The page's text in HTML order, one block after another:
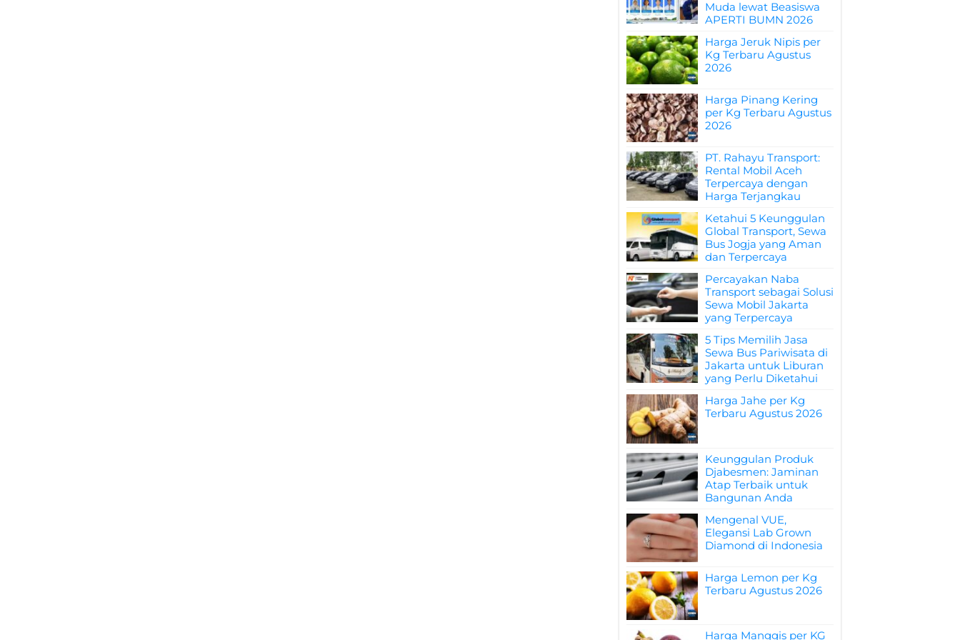
Muda lewat Beasiswa
APERTI BUMN 2026
Harga Jeruk Nipis per
Kg Terbaru Agustus
2026
Harga Pinang Kering
per Kg Terbaru Agustus
2026
PT. Rahayu Transport:
Rental Mobil Aceh
Terpercaya dengan
Harga Terjangkau
Ketahui 5 Keunggulan
Global Transport, Sewa
Bus Jogja yang Aman
dan Terpercaya
Percayakan Naba
Transport sebagai Solusi
Sewa Mobil Jakarta
yang Terpercaya
5 Tips Memilih Jasa
Sewa Bus Pariwisata di
Jakarta untuk Liburan
yang Perlu Diketahui
Harga Jahe per Kg
Terbaru Agustus 2026
Keunggulan Produk
Djabesmen: Jaminan
Atap Terbaik untuk
Bangunan Anda
Mengenal VUE,
Elegansi Lab Grown
Diamond di Indonesia
Harga Lemon per Kg
Terbaru Agustus 2026
Harga Manggis per KG